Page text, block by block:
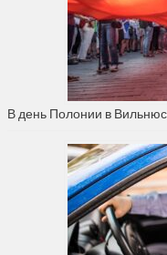
В день Полонии в